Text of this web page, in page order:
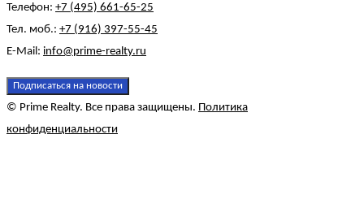
Телефон: +7 (495) 661-65-25
Тел. моб.: +7 (916) 397-55-45
E-Mail: info@prime-realty.ru
Подписаться на новости
© Prime Realty. Все права защищены. Политика
конфиденциальности